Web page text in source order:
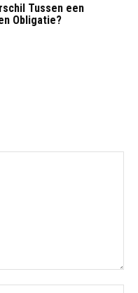
Tussen een
Obligatie?